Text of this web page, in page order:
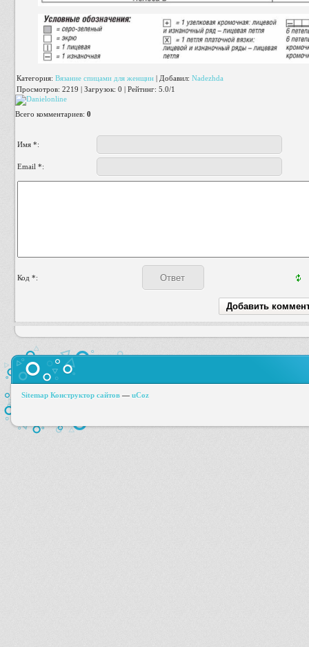
Категория: Вязание спицами для женщин | Добавил: Nadezhda
Просмотров: 2219 | Загрузок: 0 | Рейтинг: 5.0/1
Всего комментариев: 0
Имя *:
Email *:
Код *:
Sitemap Конструктор сайтов — uCoz